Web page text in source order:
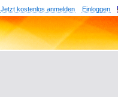
Einloggen
Jetzt kostenlos anmelden